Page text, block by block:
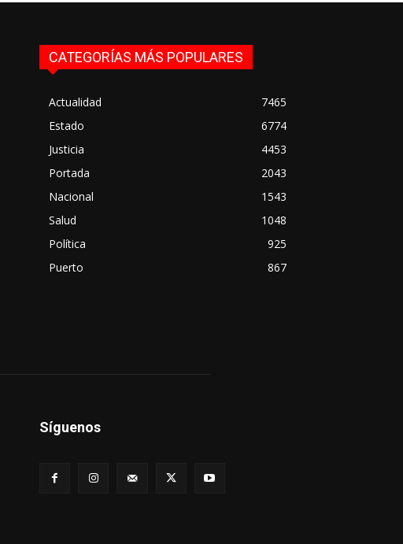
CATEGORÍAS MÁS POPULARES
Actualidad
7465
Estado
6774
Justicia
4453
Portada
2043
Nacional
1543
Salud
1048
Política
925
Puerto
867
Síguenos